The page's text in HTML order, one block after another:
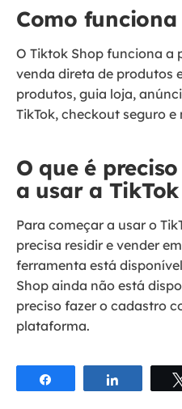
Como funciona
O Tiktok Shop funciona a
venda direta de produtos
produtos, guia loja,
TikTok, checkout seguro e
O que é
a usar a
Para começar a usar o
precisa residir e vender
ferramenta está
Shop ainda não está
preciso fazer o cadastro
plataforma.
Compartilhar